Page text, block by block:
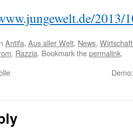
2013/
Antifa, Aus aller Welt, News,
, Razzia. Bookmark thepermalink.